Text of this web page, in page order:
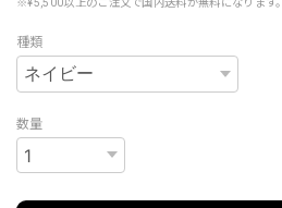
※¥5,500以上のご注文で国内送料が無料になります。
種類
数量